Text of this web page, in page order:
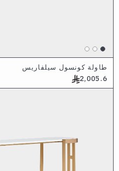
طاولة كونسول سيلفاريس
2,005.6